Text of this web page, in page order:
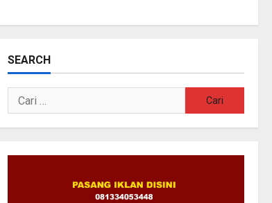
SEARCH
Cari
untuk: